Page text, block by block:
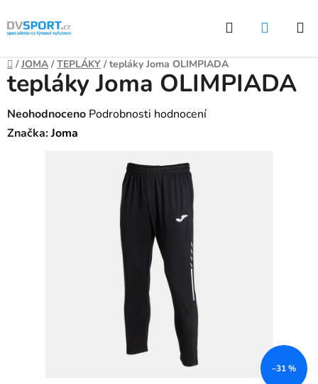
Přejít
na
Hledat
Domů
/ JOMA / TEPLÁKY / tepláky Joma OLIMPIADA
tepláky Joma OLIMPIADA
Průměrné
hodnocení
Neohodnoceno Podrobnosti hodnocení
Značka:Joma
–31 %